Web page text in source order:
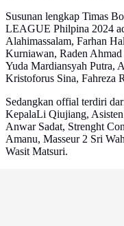
Susunan lengkap Timas
LEAGUE Philpina 2024
Alahimassalam, Farhan
Kurniawan, Raden
Yuda Mardiansyah Putra,
Kristoforus Sina, Fahreza
Sedangkan offial terdiri
KepalaLi Qiujiang,
Anwar Sadat, Strenght
Amanu, Masseur 2 Sri
Wasit Matsuri.